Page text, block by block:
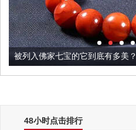
被列入佛家七宝的它到底有多美？
48小时点击排行